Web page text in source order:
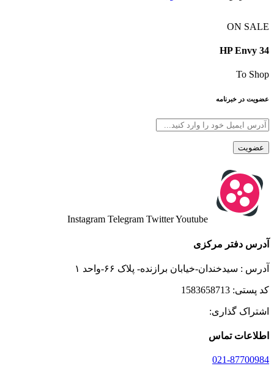
ON SALE
HP Envy 34
To Shop
عضویت در خبرنامه
Instagram Telegram TwitterYoutube
آدرس دفتر مرکزی
آدرس : سیدخندان-خیابان برازنده- پلاک ۶۶-واحد ۱
کد پستی: 1583658713
اشتراک گذاری:
اطلاعات تماس
021-87700984